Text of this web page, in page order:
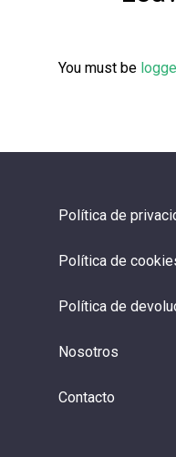
You must be
Política de
Política de
Política de
Nosotros
Contacto